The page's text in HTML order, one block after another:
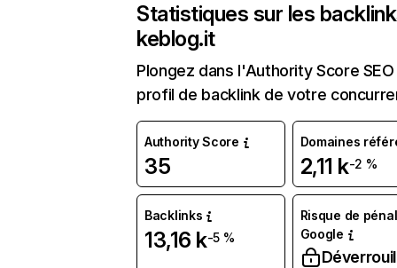
Statistiques sur les
keblog.it
Plongez dans l'Authority Score
profil de backlink de votre
Authority Score
35
Domaines
2,11 k-2 %
Backlinks
13,16 k-5 %
Risque de
Google